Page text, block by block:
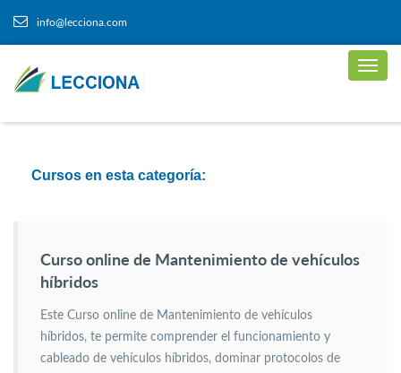
info@lecciona.com
Cursos en esta categoría:
Curso online de Mantenimiento de vehículos
híbridos
Este Curso online de Mantenimiento de vehículos
híbridos, te permite comprender el funcionamiento y
cableado de vehículos híbridos, dominar protocolos de